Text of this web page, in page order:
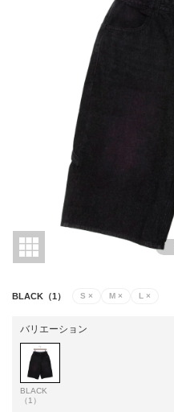
BLACK（1） S × M × L ×
バリエーション
BLACK
（1）